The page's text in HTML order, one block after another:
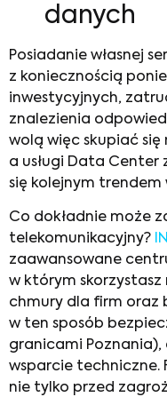
danych
Posiadanie własnej
z koniecznością
inwestycyjnych,
znalezienia
wolą więc skupiać się
a usługi Data Center
się kolejnym
Co dokładnie może
telekomunikacyjny?
zaawansowane
w którym skorzystasz
chmury dla firm oraz
w ten sposób
granicami
wsparcie techniczne.
nie tylko przed